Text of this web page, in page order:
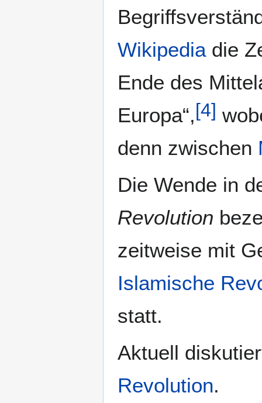
Wikipediadie
Ende des
Europa“,[4]
denn zwischen
Die Wende in
Revolution
zeitweise mit
Islamische
statt.
Aktuell
Revolution.